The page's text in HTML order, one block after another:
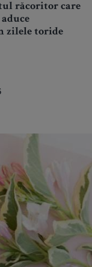
răcoritor care
zilele toride